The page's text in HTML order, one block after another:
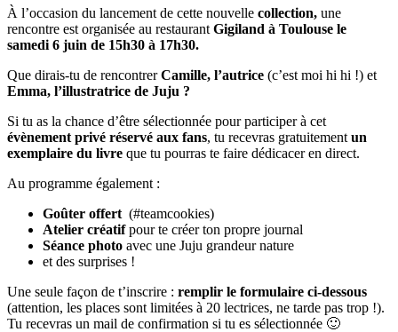
À l’occasion du lancement de cette nouvelle collection, une
rencontre est organisée au restaurant Gigiland à Toulouse le
samedi 6 juin de 15h30 à 17h30.
Que dirais-tu de rencontrerCamille, l’autrice (c’est moi hi hi !) et
Emma, l’illustratrice de Juju ?
Si tu as la chance d’être sélectionnée pour participer à cet
évènement privé réservé aux fans, tu recevras gratuitement un
exemplaire du livre que tu pourras te faire dédicacer en direct.
Au programme également :
Goûter offert (#teamcookies)
Atelier créatifpour te créer ton propre journal
Séance photo avec une Juju grandeur nature
et des surprises !
Une seule façon de t’inscrire : remplir le formulaire ci-dessous
(attention, les places sont limitées à 20 lectrices, ne tarde pas trop !).
Tu recevras un mail de confirmation si tu es sélectionnée 🙂